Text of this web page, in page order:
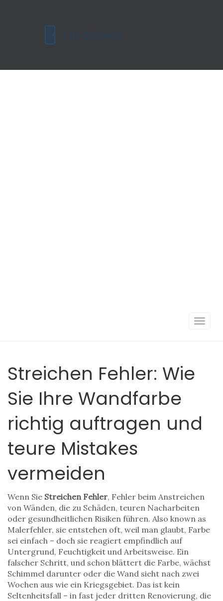
Streichen Fehler: Wie
Sie Ihre Wandfarbe
richtig auftragen und
teure Mistakes
vermeiden
Wenn Sie Streichen Fehler, Fehler beim Anstreichen
von Wänden, die zu Schäden, teuren Nacharbeiten
oder gesundheitlichen Risiken führen. Also known as
Malerfehler, sie entstehen oft, weil man glaubt, Farbe
sei einfach – doch sie reagiert empfindlich auf
Untergrund, Feuchtigkeit und Arbeitsweise. Ein
falscher Schritt, und schon blättert die Farbe, wächst
Schimmel darunter oder die Wand sieht nach zwei
Wochen aus wie ein Kriegsgebiet. Das ist kein
Seltenheitsfall – in fast jeder dritten Renovierung, die